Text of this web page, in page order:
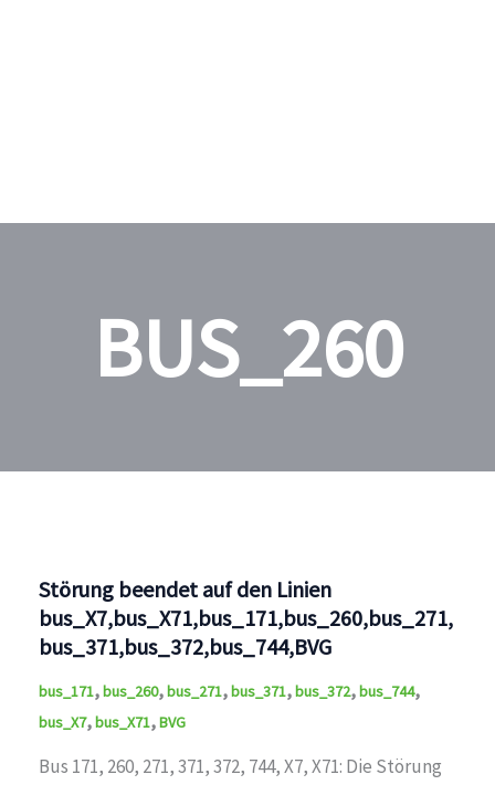
BUS_260
Störung beendet auf den Linien
bus_X7,bus_X71,bus_171,bus_260,bus_271,
bus_371,bus_372,bus_744,BVG
bus_171,bus_260,bus_271,bus_371,bus_372,bus_744,
bus_X7,bus_X71,BVG
Bus 171, 260, 271, 371, 372, 744, X7, X71: Die Störung